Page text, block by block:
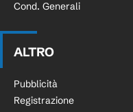
Cond. Generali
ALTRO
Pubblicità
Registrazione